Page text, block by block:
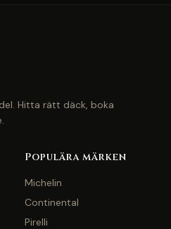
Hitta rätt däck, boka
Populära märken
Michelin
Continental
Pirelli